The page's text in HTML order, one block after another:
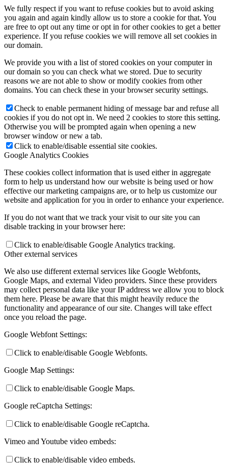
We fully respect if you want to refuse cookies but to avoid asking
you again and again kindly allow us to store a cookie for that. You
are free to opt out any time or opt in for other cookies to get a better
experience. If you refuse cookies we will remove all set cookies in
our domain.
We provide you with a list of stored cookies on your computer in
our domain so you can check what we stored. Due to security
reasons we are not able to show or modify cookies from other
domains. You can check these in your browser security settings.
Check to enable permanent hiding of message bar and refuse all
cookies if you do not opt in. We need 2 cookies to store this setting.
Otherwise you will be prompted again when opening a new
browser window or new a tab.
Click to enable/disable essential site cookies.
Google Analytics Cookies
These cookies collect information that is used either in aggregate
form to help us understand how our website is being used or how
effective our marketing campaigns are, or to help us customize our
website and application for you in order to enhance your experience.
If you do not want that we track your visit to our site you can
disable tracking in your browser here:
Click to enable/disable Google Analytics tracking.
Other external services
We also use different external services like Google Webfonts,
Google Maps, and external Video providers. Since these providers
may collect personal data like your IP address we allow you to block
them here. Please be aware that this might heavily reduce the
functionality and appearance of our site. Changes will take effect
once you reload the page.
Google Webfont Settings:
Click to enable/disable Google Webfonts.
Google Map Settings:
Click to enable/disable Google Maps.
Google reCaptcha Settings:
Click to enable/disable Google reCaptcha.
Vimeo and Youtube video embeds:
Click to enable/disable video embeds.